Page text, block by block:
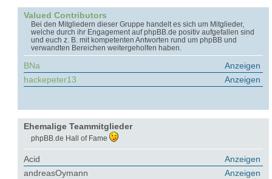
Valued Contributors
Bei den Mitgliedern dieser Gruppe handelt es sich um Mitglieder,
welche durch ihr Engagement auf phpBB.de positiv aufgefallen sind
und euch z. B. mit kompetenten Antworten rund um phpBB und
verwandten Bereichen weitergeholfen haben.
Anzeigen
BNa
Anzeigen
hackepeter13
Ehemalige Teammitglieder
phpBB.de Hall of Fame
Anzeigen
Acid
Anzeigen
andreasOymann